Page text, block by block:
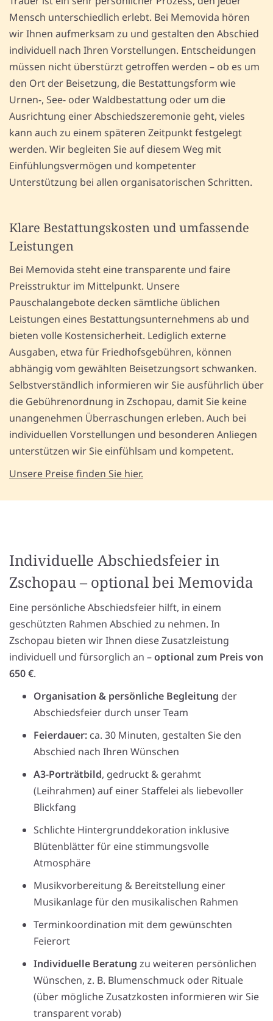
Mensch unterschiedlich erlebt. Bei Memovida hören
wir Ihnen aufmerksam zu und gestalten den Abschied
individuell nach Ihren Vorstellungen. Entscheidungen
müssen nicht überstürzt getroffen werden – ob es um
den Ort der Beisetzung, die Bestattungsform wie
Urnen-, See- oder Waldbestattung oder um die
Ausrichtung einer Abschiedszeremonie geht, vieles
kann auch zu einem späteren Zeitpunkt festgelegt
werden. Wir begleiten Sie auf diesem Weg mit
Einfühlungsvermögen und kompetenter
Unterstützung bei allen organisatorischen Schritten.
Klare Bestattungskosten und umfassende
Leistungen
Bei Memovida steht eine transparente und faire
Preisstruktur im Mittelpunkt. Unsere
Pauschalangebote decken sämtliche üblichen
Leistungen eines Bestattungsunternehmens ab und
bieten volle Kostensicherheit. Lediglich externe
Ausgaben, etwa für Friedhofsgebühren, können
abhängig vom gewählten Beisetzungsort schwanken.
Selbstverständlich informieren wir Sie ausführlich über
die Gebührenordnung in Zschopau, damit Sie keine
unangenehmen Überraschungen erleben. Auch bei
individuellen Vorstellungen und besonderen Anliegen
unterstützen wir Sie einfühlsam und kompetent.
Unsere Preise finden Sie hier.
Individuelle Abschiedsfeier in
Zschopau – optional bei Memovida
Eine persönliche Abschiedsfeier hilft, in einem
geschützten Rahmen Abschied zu nehmen. In
Zschopau bieten wir Ihnen diese Zusatzleistung
individuell und fürsorglich an –optional zum Preis von
650 €.
Organisation & persönliche Begleitung der
Abschiedsfeier durch unser Team
Feierdauer: ca. 30 Minuten, gestalten Sie den
Abschied nach Ihren Wünschen
A3-Porträtbild, gedruckt & gerahmt
(Leihrahmen) auf einer Staffelei als liebevoller
Blickfang
Schlichte Hintergrunddekoration inklusive
Blütenblätter für eine stimmungsvolle
Atmosphäre
Musikvorbereitung & Bereitstellung einer
Musikanlage für den musikalischen Rahmen
Terminkoordination mit dem gewünschten
Feierort
Individuelle Beratung zu weiteren persönlichen
Wünschen, z. B. Blumenschmuck oder Rituale
(über mögliche Zusatzkosten informieren wir Sie
transparent vorab)